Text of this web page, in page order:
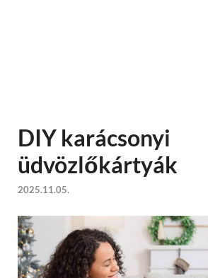
DIY karácsonyi
üdvözlőkártyák
2025.11.05.